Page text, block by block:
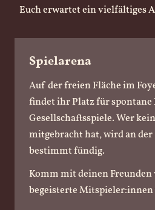
Euch erwartet ein vielfältiges
Spielarena
Auf der freien Fläche im
findet ihr Platz für
Gesellschaftsspiele. Wer
mitgebracht hat, wird an
bestimmt fündig.
Komm mit deinen
begeisterte